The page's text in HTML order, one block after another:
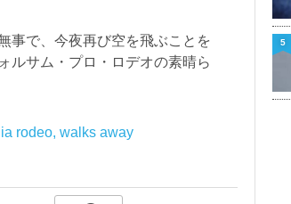
事で、今夜再び空を飛ぶことを
ルサム・プロ・ロデオの素晴ら
rodeo, walks away
5